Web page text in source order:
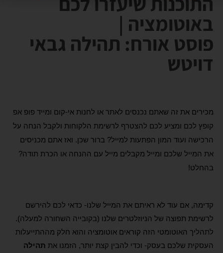
באוטומציה |
פוסט אורח: תהילה גבאי
דויטש
מכירים את זה שאתם נכנסים לאתר או לחנות אי-קום ומייד פופ אפ
קופץ לכם ומציע לכם להצטרף לרשימת הלקוחות ולקבל הנחה על
הרכישה ועוד המון הפתעות למייל? ברור שכן. ואז אתם מכניסים
את המייל שלכם ומייל מקבלים מייל עם ההנחה או הכרת תודה?
בהחלט!
קדימה, אם עוד לא ראיתם את המייל שלנו- כדאי לכם להירשם
לרשימת תפוצה של הניוזלטרים שלנו (בקובייה השחורה למעלה).
לתהליך האוטומטי הזה קוראים אוטומציה והוא חלק מההתייעלות
העסקית שלכם בעסק- וכדי להבין קצת יותר, הזמנו את תהילה